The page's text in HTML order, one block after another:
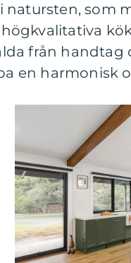
natursten, som
från handtag
en harmonisk